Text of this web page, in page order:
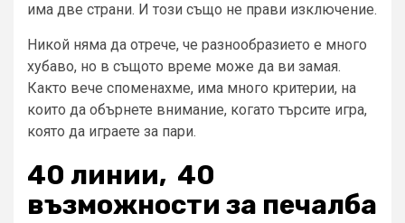
има две страни. И този също не прави изключение.
Никой няма да отрече, че разнообразието е много
хубаво, но в същото време може да ви замая.
Както вече споменахме, има много критерии, на
които да обърнете внимание, когато търсите игра,
която да играете за пари.
40 линии, 40
възможности за печалба